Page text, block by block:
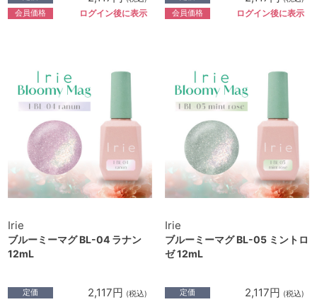
会員価格 ログイン後に表示 会員価格 ログイン後に表示
Irie
ブルーミーマグ BL-04 ラナン
12mL
定価 2,117円 (税込)
Irie
ブルーミーマグ BL-05 ミントロ
ゼ 12mL
定価 2,117円 (税込)